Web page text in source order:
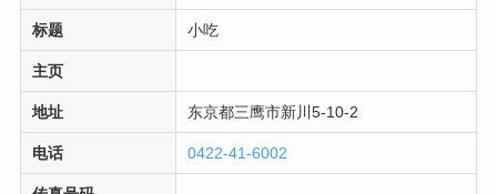
标题 小吃
主页
地址 东京都三鹰市新川5-10-2
电话 0422-41-6002